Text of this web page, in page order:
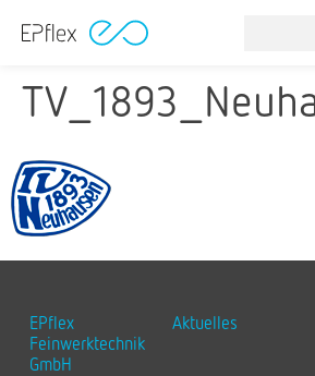
EPflex
Feinwerktechnik
GmbH
Aktuelles